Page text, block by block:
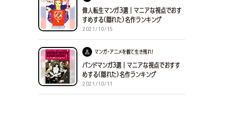
偉人転生マンガ３選｜マニアな視点でおす
すめする(隠れた)名作ランキング
2021/10/15
マンガ・アニメを観て生き残れ！
バンドマンガ３選｜マニアな視点でおすす
めする(隠れた)名作ランキング
2021/10/11